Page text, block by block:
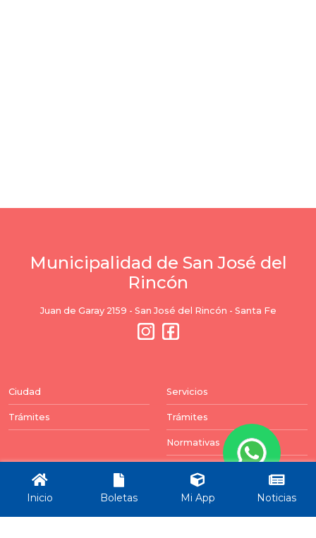
Municipalidad de San José del
Rincón
Juan de Garay 2159 - San José del Rincón - Santa Fe
Ciudad
Trámites
Servicios
Trámites
Normativas
Newsletter
Inicio Boletas Mi App Noticias